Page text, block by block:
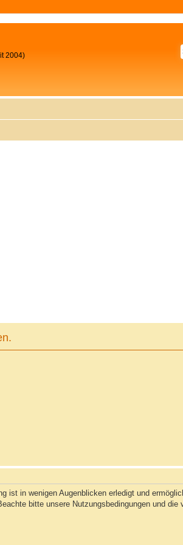
2004)
in wenigen Augenblicken erledigt und
bitte unsere Nutzungsbedingungen und die